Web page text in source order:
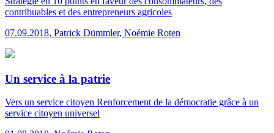
contribuables et des entrepreneurs agricoles
07.09.2018, Patrick Dümmler, Noémie Roten
Un service à la patrie
Vers un service citoyen Renforcement de la démocratie grâce à un
service citoyen universel